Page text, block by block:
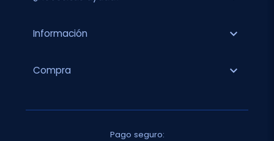
Información expand_more
Compra expand_more
Pago seguro: